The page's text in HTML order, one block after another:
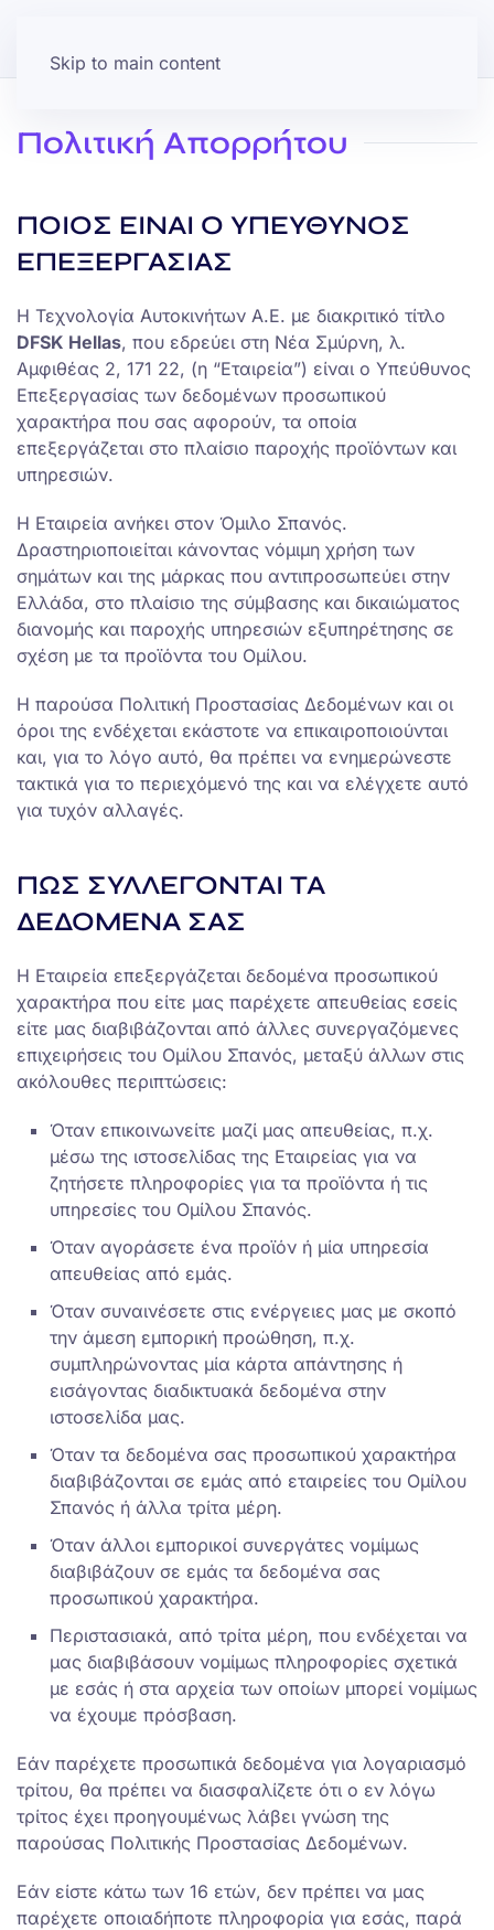
Skip to main content
Πολιτική Απορρήτου
ΠΟΙΟΣ ΕΙΝΑΙ Ο ΥΠΕΥΘΥΝΟΣ
ΕΠΕΞΕΡΓΑΣΙΑΣ
Η Τεχνολογία Αυτοκινήτων Α.Ε. με διακριτικό τίτλο
DFSK Hellas, που εδρεύει στη Νέα Σμύρνη, λ.
Αμφιθέας 2, 171 22, (η “Εταιρεία”) είναι ο Υπεύθυνος
Επεξεργασίας των δεδομένων προσωπικού
χαρακτήρα που σας αφορούν, τα οποία
επεξεργάζεται στο πλαίσιο παροχής προϊόντων και
υπηρεσιών.
Η Εταιρεία ανήκει στον Όμιλο Σπανός.
Δραστηριοποιείται κάνοντας νόμιμη χρήση των
σημάτων και της μάρκας που αντιπροσωπεύει στην
Ελλάδα, στο πλαίσιο της σύμβασης και δικαιώματος
διανομής και παροχής υπηρεσιών εξυπηρέτησης σε
σχέση με τα προϊόντα του Ομίλου.
Η παρούσα Πολιτική Προστασίας Δεδομένων και οι
όροι της ενδέχεται εκάστοτε να επικαιροποιούνται
και, για το λόγο αυτό, θα πρέπει να ενημερώνεστε
τακτικά για το περιεχόμενό της και να ελέγχετε αυτό
για τυχόν αλλαγές.
ΠΩΣ ΣΥΛΛΕΓΟΝΤΑΙ ΤΑ
ΔΕΔΟΜΕΝΑ ΣΑΣ
Η Εταιρεία επεξεργάζεται δεδομένα προσωπικού
χαρακτήρα που είτε μας παρέχετε απευθείας εσείς
είτε μας διαβιβάζονται από άλλες συνεργαζόμενες
επιχειρήσεις του Ομίλου Σπανός, μεταξύ άλλων στις
ακόλουθες περιπτώσεις:
Όταν επικοινωνείτε μαζί μας απευθείας, π.χ.
μέσω της ιστοσελίδας της Εταιρείας για να
ζητήσετε πληροφορίες για τα προϊόντα ή τις
υπηρεσίες του Ομίλου Σπανός.
Όταν αγοράσετε ένα προϊόν ή μία υπηρεσία
απευθείας από εμάς.
Όταν συναινέσετε στις ενέργειες μας με σκοπό
την άμεση εμπορική προώθηση, π.χ.
συμπληρώνοντας μία κάρτα απάντησης ή
εισάγοντας διαδικτυακά δεδομένα στην
ιστοσελίδα μας.
Όταν τα δεδομένα σας προσωπικού χαρακτήρα
διαβιβάζονται σε εμάς από εταιρείες του Ομίλου
Σπανός ή άλλα τρίτα μέρη.
Όταν άλλοι εμπορικοί συνεργάτες νομίμως
διαβιβάζουν σε εμάς τα δεδομένα σας
προσωπικού χαρακτήρα.
Περιστασιακά, από τρίτα μέρη, που ενδέχεται να
μας διαβιβάσουν νομίμως πληροφορίες σχετικά
με εσάς ή στα αρχεία των οποίων μπορεί νομίμως
να έχουμε πρόσβαση.
Εάν παρέχετε προσωπικά δεδομένα για λογαριασμό
τρίτου, θα πρέπει να διασφαλίζετε ότι ο εν λόγω
τρίτος έχει προηγουμένως λάβει γνώση της
παρούσας Πολιτικής Προστασίας Δεδομένων.
Εάν είστε κάτω των 16 ετών, δεν πρέπει να μας
παρέχετε οποιαδήποτε πληροφορία για εσάς, παρά